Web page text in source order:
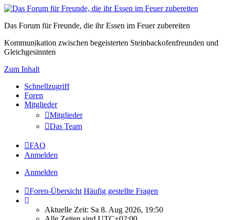
Das Forum für Freunde, die ihr Essen im Feuer zubereiten
Kommunikation zwischen begeisterten Steinbackofenfreunden und
Gleichgesinnten
Zum Inhalt
Schnellzugriff
Foren
Mitglieder
Mitglieder
Das Team
FAQ
Anmelden
Anmelden
Foren-Übersicht Häufig gestellte Fragen
Aktuelle Zeit: Sa 8. Aug 2026, 19:50